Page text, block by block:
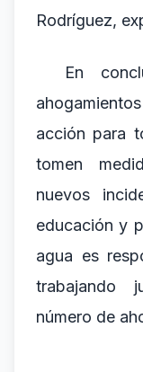
Rodríguez,
En
acción para
tomen
nuevos
educación y
agua es
trabajando
número de